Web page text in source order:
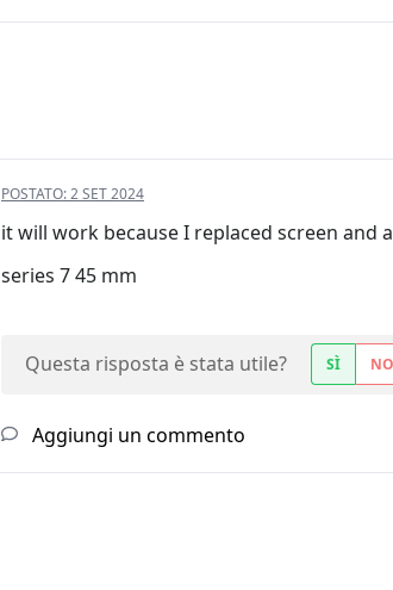
POSTATO:2 SET 2024
it will work because I replaced screen and
series 7 45 mm
Questa risposta è stata utile? SÌ NO
Aggiungi un commento